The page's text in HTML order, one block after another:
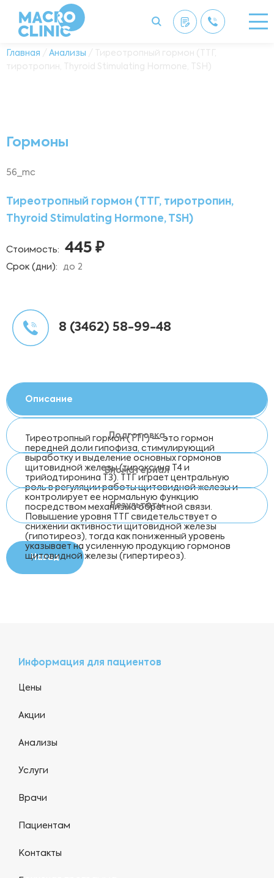
Главная / Анализы / Тиреотропный гормон (ТТГ,
тиротропин, Thyroid Stimulating Hormone, TSH)
Гормоны
56_mc
Тиреотропный гормон (ТТГ, тиротропин,
Thyroid Stimulating Hormone, TSH)
Стоимость: 445 ₽
Срок (дни): до 2
8 (3462) 58-99-48
Описание
Тиреотропный гормон (ТТГ) — это гормон
передней доли гипофиза, стимулирующий
выработку и выделение основных гормонов
щитовидной железы (тироксина Т4 и
трийодтиронина Т3). ТТГ играет центральную
роль в регуляции работы щитовидной железы и
контролирует ее нормальную функцию
посредством механизма обратной связи.
Повышение уровня ТТГ свидетельствует о
снижении активности щитовидной железы
(гипотиреоз), тогда как пониженный уровень
указывает на усиленную продукцию гормонов
щитовидной железы (гипертиреоз).
Подготовка
Биоматериал
Результаты
Назад
Информация для пациентов
Цены
Акции
Анализы
Услуги
Врачи
Пациентам
Контакты